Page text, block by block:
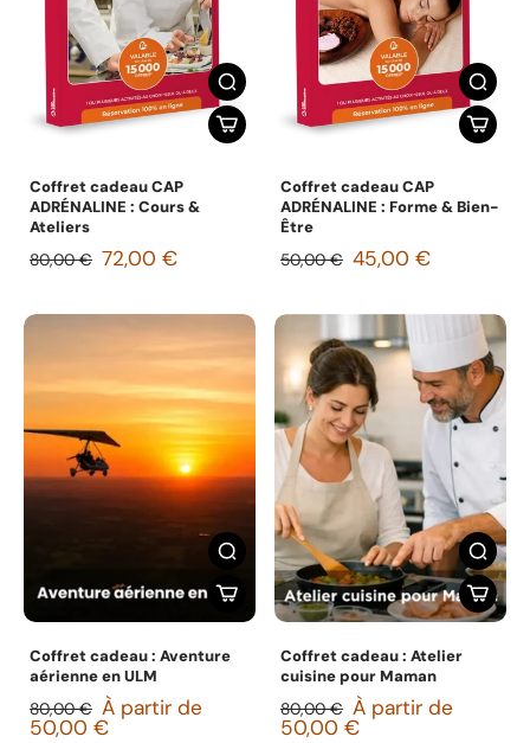
Coffret cadeau CAP
ADRÉNALINE : Cours &
Ateliers
80,00 € 72,00 €
Coffret cadeau CAP
ADRÉNALINE : Forme & Bien-
Être
50,00 € 45,00 €
Coffret cadeau : Aventure
aérienne en ULM
80,00 € À partir de
50,00 €
Coffret cadeau : Atelier
cuisine pour Maman
80,00 € À partir de
50,00 €